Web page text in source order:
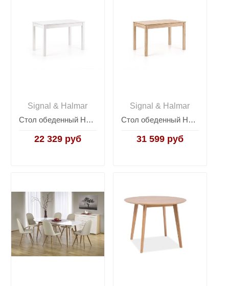
Signal & Halmar
Стол обеденный Halmar KSAWERY (белый)
22 329 руб
Signal & Halmar
Стол обеденный Halmar MAURYCY, раскладной (дуб сонома)
31 599 руб